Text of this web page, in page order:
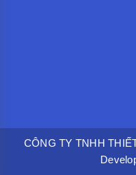
CÔNG TY TNHH